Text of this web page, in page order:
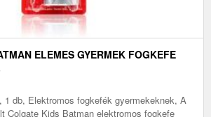
ELEMES GYERMEK FOGKEFE
1 db, Elektromos fogkefék gyermekeknek, A
Colgate Kids Batman elektromos fogkefe